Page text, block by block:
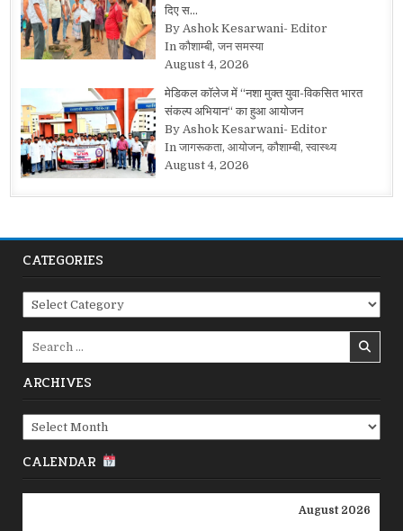
दिए स…
By Ashok Kesarwani- Editor
In कौशाम्बी, जन समस्या
August 4, 2026
मेडिकल कॉलेज में “नशा मुक्त युवा-विकसित भारत
संकल्प अभियान“ का हुआ आयोजन
By Ashok Kesarwani- Editor
In जागरूकता, आयोजन, कौशाम्बी, स्वास्थ्य
August 4, 2026
CATEGORIES
Categories
ARCHIVES
Archives
CALENDAR
August 2026